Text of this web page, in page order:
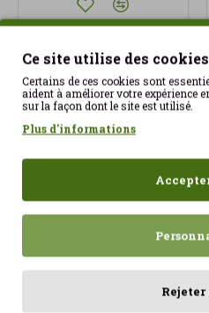
Burger Vegan aux
Ce site utilise des
Certains de ces cookies sont
aident à améliorer votre
sur la façon dont le site est utilisé.
Plus d'informations